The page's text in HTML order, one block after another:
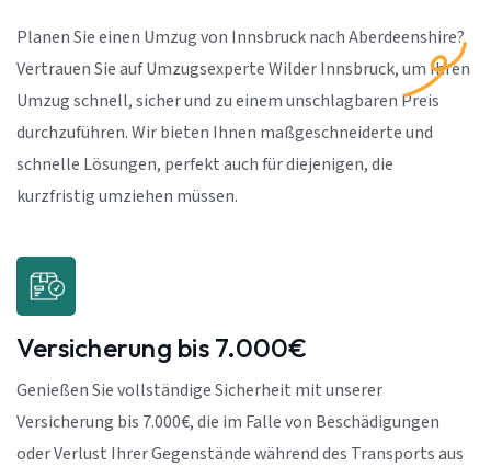
Planen Sie einen Umzug von Innsbruck nach Aberdeenshire?
Vertrauen Sie auf Umzugsexperte Wilder Innsbruck, um Ihren
Umzug schnell, sicher und zu einem unschlagbaren Preis
durchzuführen. Wir bieten Ihnen maßgeschneiderte und
schnelle Lösungen, perfekt auch für diejenigen, die
kurzfristig umziehen müssen.
Versicherung bis 7.000€
Genießen Sie vollständige Sicherheit mit unserer
Versicherung bis 7.000€, die im Falle von Beschädigungen
oder Verlust Ihrer Gegenstände während des Transports aus